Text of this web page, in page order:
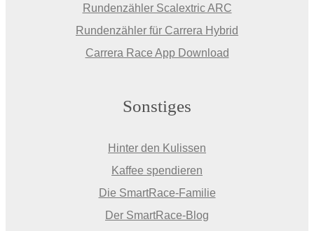
Rundenzähler Scalextric ARC
Rundenzähler für Carrera Hybrid
Carrera Race App Download
Sonstiges
Hinter den Kulissen
Kaffee spendieren
Die SmartRace-Familie
Der SmartRace-Blog